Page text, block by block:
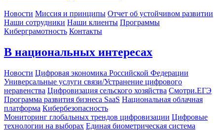
Новости Миссия и принципы Отчет об устойчивом развитии
Наши сотрудники Наши клиенты Программы
Киберграмотность Контакты
В национальных интересах
Новости Цифровая экономика Российской Федерации
Универсальные услуги связи/Устранение цифрового
неравенства Цифровизация сельского хозяйства Смотри.ЕГЭ
Программа развития бизнеса SaaS Национальная облачная
платформа Кибербезопасность
Мониторинг глобальных трендов цифровизации Цифровые
технологии на выборах Единая биометрическая система